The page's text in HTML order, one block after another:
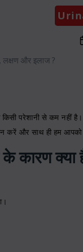
परेशानी से कम नहीं
करें और साथ ही हम आपको
कारण क्या